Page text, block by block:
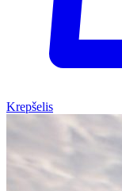
Krepšelis